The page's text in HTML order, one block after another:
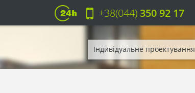
+38(044)350 92 17
Індивідуальне проектування